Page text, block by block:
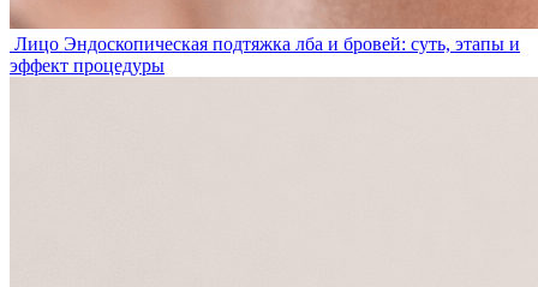
Лицо Эндоскопическая подтяжка лба и бровей: суть, этапы и
эффект процедуры